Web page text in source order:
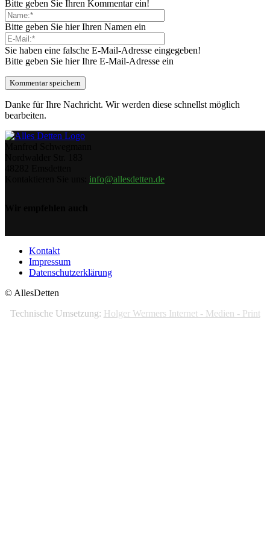
Bitte geben Sie Ihren Kommentar ein!
Bitte geben Sie hier Ihren Namen ein
Sie haben eine falsche E-Mail-Adresse eingegeben!
Bitte geben Sie hier Ihre E-Mail-Adresse ein
Danke für Ihre Nachricht. Wir werden diese schnellst möglich
bearbeiten.
info@allesdetten.de
Kontakt
Impressum
Datenschutzerklärung
© AllesDetten
Technische Umsetzung: Holger Wermers Internet - Medien - Print